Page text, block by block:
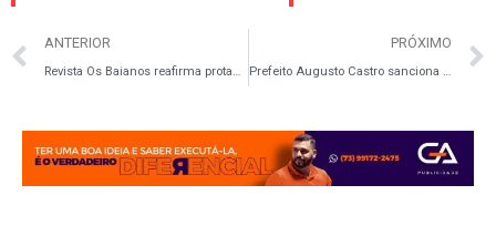
ANTERIOR
Revista Os Baianos reafirma protagonismo feminino com evento exclusivo no Parque Mariete
PRÓXIMO
Prefeito Augusto Castro sanciona Lei da Reforma Administrativa e nomeia secretários